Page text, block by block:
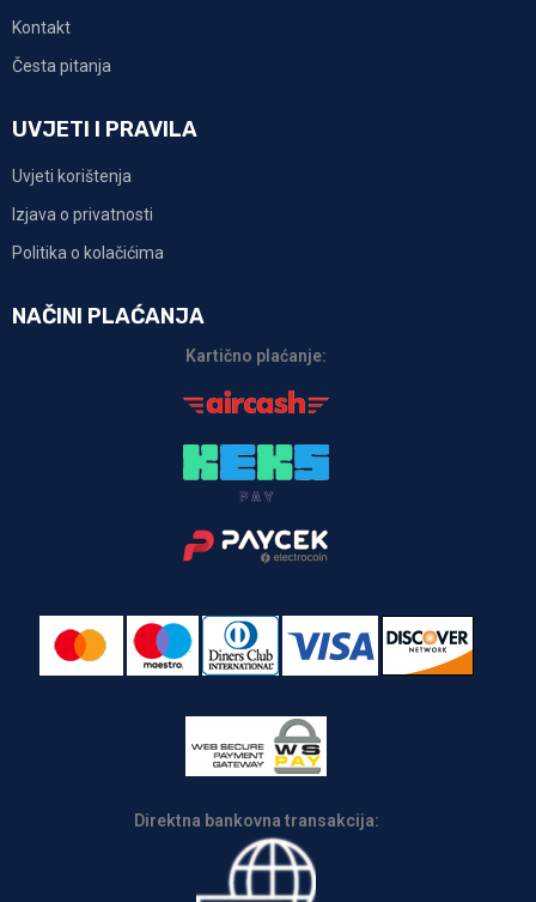
Kontakt
Česta pitanja
UVJETI I PRAVILA
Uvjeti korištenja
Izjava o privatnosti
Politika o kolačićima
NAČINI PLAĆANJA
Kartično plaćanje:
Direktna bankovna transakcija: